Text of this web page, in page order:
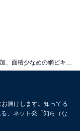
似鳥沙也加、面積少なめの網ビキニ姿を披露！ 「なんか、すごい衣装だ笑」「めちゃめちゃ綺麗でえちい」
届けします。知ってる
、ネット発「知ら（な